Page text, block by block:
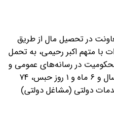
در تحصیل مال از طریق
با متهم اکبر رحیمی، به تحمل
در رسانه‌های عمومی و
از بابت اخذ رشوه به تحمل ۷ سال و ۶ ماه و ۱ روز حبس، ۷۴
دولتی (مشاغل دولتی)